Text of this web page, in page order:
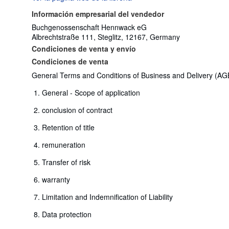
Información empresarial del vendedor
Buchgenossenschaft Hennwack eG
Albrechtstraße 111, Steglitz, 12167, Germany
Condiciones de venta y envío
Condiciones de venta
General Terms and Conditions of Business and Delivery
General - Scope of application
conclusion of contract
Retention of title
remuneration
Transfer of risk
warranty
Limitation and Indemnification of Liability
Data protection